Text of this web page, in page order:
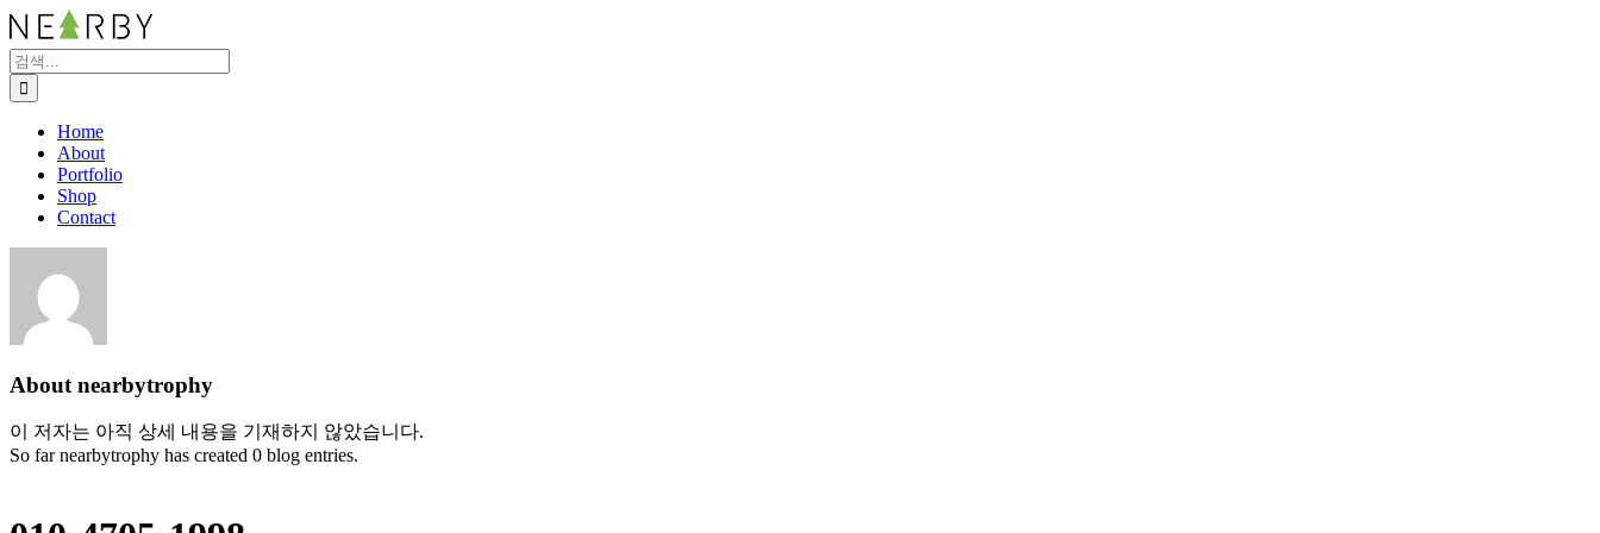
콘
텐
츠
로
검
색:
Home
About
Portfolio
Shop
Contact
About nearbytrophy
이 저자는 아직 상세 내용을 기재하지 않았습니다.
So far nearbytrophy has created 0 blog entries.